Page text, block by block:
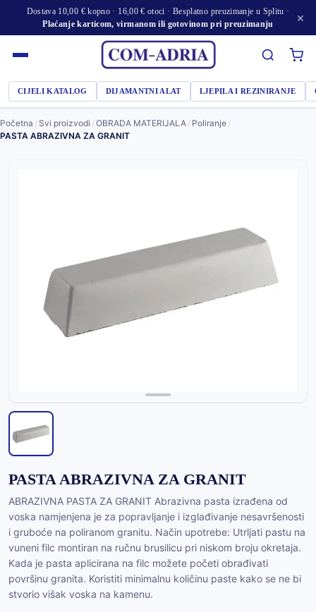
Dostava 10,00 € kopno · 16,00 € otoci · Besplatno preuzimanje u Splitu ·
Plaćanje karticom, virmanom ili gotovinom pri preuzimanju
×
CIJELI KATALOG DIJAMANTNI ALAT LJEPILA I REZINIRANJE
Početna / Svi proizvodi /OBRADA MATERIJALA / Poliranje /
PASTA ABRAZIVNA ZA GRANIT
PASTA ABRAZIVNA ZA GRANIT
ABRAZIVNA PASTA ZA GRANIT Abrazivna pasta izrađena od
voska namjenjena je za popravljanje i izglađivanje nesavršenosti
i gruboće na poliranom granitu. Način upotrebe: Utrljati pastu na
vuneni filc montiran na ručnu brusilicu pri niskom broju okretaja.
Kada je pasta aplicirana na filc možete početi obrađivati
površinu granita. Koristiti minimalnu količinu paste kako se ne bi
stvorio višak voska na kamenu.